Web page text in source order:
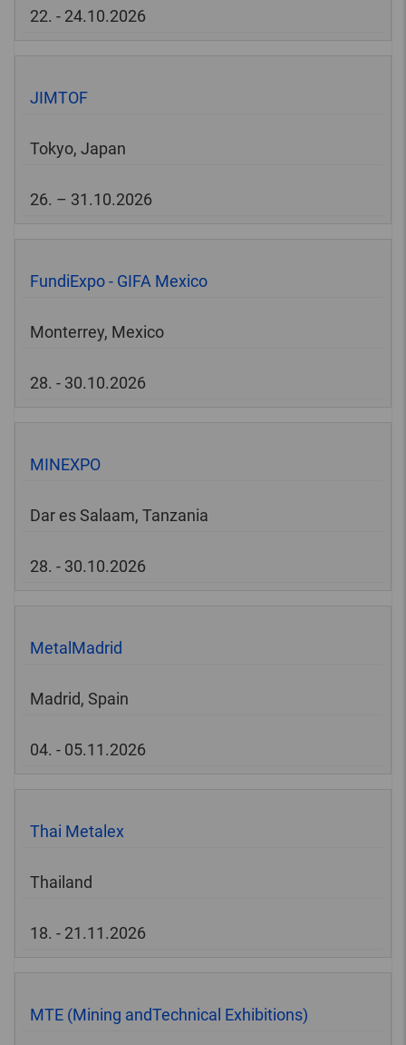
22. - 24.10.2026
JIMTOF
Tokyo, Japan
26. – 31.10.2026
FundiExpo - GIFA Mexico
Monterrey, Mexico
28. - 30.10.2026
MINEXPO
Dar es Salaam, Tanzania
28. - 30.10.2026
MetalMadrid
Madrid, Spain
04. - 05.11.2026
Thai Metalex
Thailand
18. - 21.11.2026
MTE (Mining andTechnical Exhibitions)